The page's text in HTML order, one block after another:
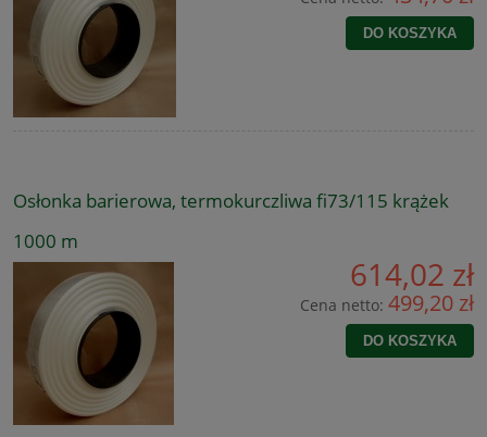
DO KOSZYKA
Osłonka barierowa, termokurczliwa fi73/115 krążek
1000 m
614,02 zł
Cena netto: 499,20 zł
DO KOSZYKA